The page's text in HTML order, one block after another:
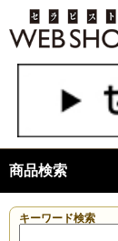
商品検索
キーワード検索